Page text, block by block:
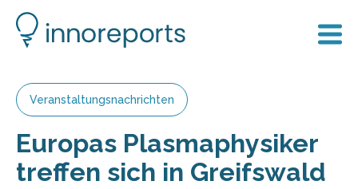
Veranstaltungsnachrichten
Europas Plasmaphysiker
treffen sich in Greifswald